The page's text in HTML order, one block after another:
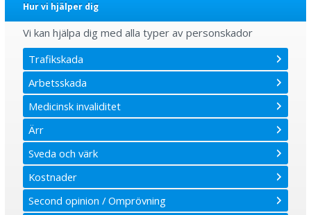
Hur vi hjälper dig
Vi kan hjälpa dig med alla typer av personskador
Trafikskada
Arbetsskada
Medicinsk invaliditet
Ärr
Sveda och värk
Kostnader
Second opinion / Omprövning